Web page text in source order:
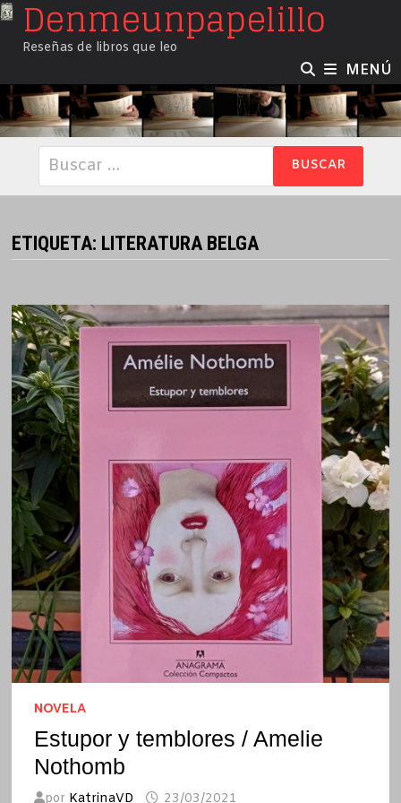
SaltarDenmeunpapelillo
Reseñas de libros que leo
MENÚ
Buscar:
ETIQUETA: LITERATURA BELGA
NOVELA
Estupor y temblores / Amelie
Nothomb
por KatrinaVD 23/03/2021